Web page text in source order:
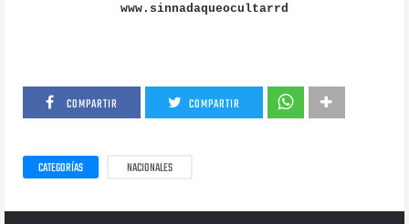
www.sinnadaqueocultarrd
COMPARTIR COMPARTIR
CATEGORÍAS NACIONALES